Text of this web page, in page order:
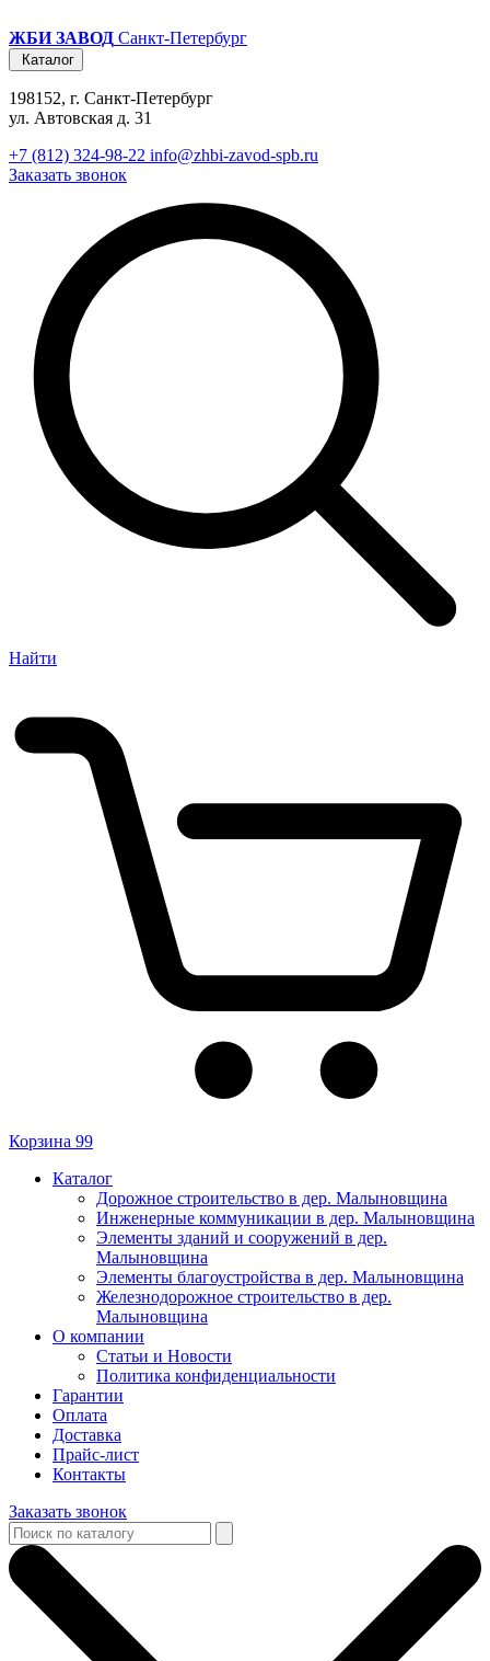
ЖБИ ЗАВОД Санкт-Петербург
Каталог
198152, г. Санкт-Петербург
ул. Автовская д. 31
+7 (812) 324-98-22 info@zhbi-zavod-spb.ru
Заказать звонок
Найти
Корзина 99
Каталог
Дорожное строительство в дер. Малыновщина
Инженерные коммуникации в дер. Малыновщина
Элементы зданий и сооружений в дер.
Малыновщина
Элементы благоустройства в дер. Малыновщина
Железнодорожное строительство в дер.
Малыновщина
О компании
Статьи и Новости
Политика конфиденциальности
Гарантии
Оплата
Доставка
Прайс-лист
Контакты
Заказать звонок